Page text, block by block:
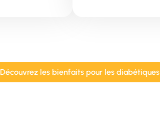
Découvrez les bienfaits pour les diabétiques